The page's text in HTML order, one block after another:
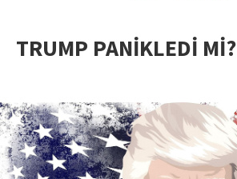
TRUMP PANİKLEDİ Mİ?